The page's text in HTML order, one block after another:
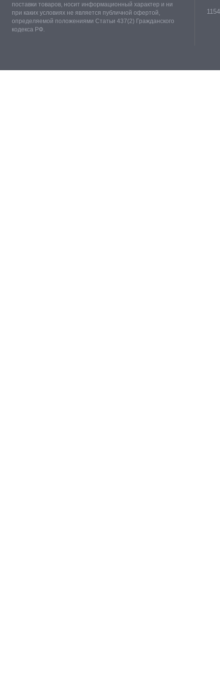
поставки товаров, носит информационный характер и ни
при каких условиях не является публичной офертой,
определяемой положениями Статьи 437(2) Гражданского
кодекса РФ.